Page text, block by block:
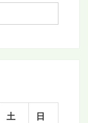
土 日